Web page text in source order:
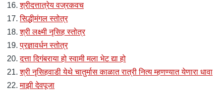
श्रीदत्तात्रेय वज्रकवच
सिद्धीमंगल स्तोत्र
श्री लक्ष्मी नृसिह स्तोत्र
प्रज्ञावर्धन स्तोत्र
दत्ता दिगंबराया हो स्वामी मला भेट द्या हो
श्री नृसिहवाडी येथे चातुर्मास काळात रात्री नित्य म्हणण्यात येणारा धावा
माझी देवपूजा